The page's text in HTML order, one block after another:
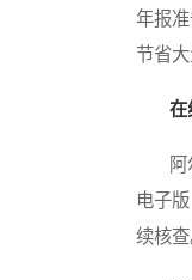
年报
节省大
在
阿尔
电子
续核查